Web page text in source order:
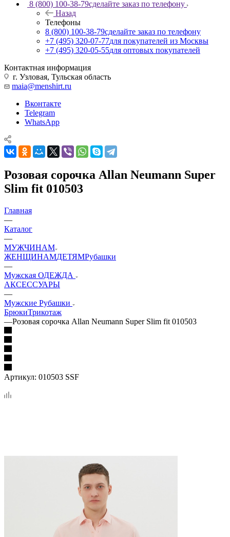
8 (800) 100-38-79сделайте заказ по телефону
Назад
Телефоны
8 (800) 100-38-79сделайте заказ по телефону
+7 (495) 320-07-77для покупателей из Москвы
+7 (495) 320-05-55для оптовых покупателей
Контактная информация
г. Узловая, Тульская область
maia@menshirt.ru
Вконтакте
Telegram
WhatsApp
Розовая сорочка Allan Neumann Super
Slim fit 010503
Главная
—
Каталог
—
МУЖЧИНАМ
ЖЕНЩИНАМДЕТЯМРубашки
—
Мужская ОДЕЖДА
АКСЕССУАРЫ
—
Мужские Рубашки
БрюкиТрикотаж
—Розовая сорочка Allan Neumann Super Slim fit 010503
Артикул: 010503 SSF